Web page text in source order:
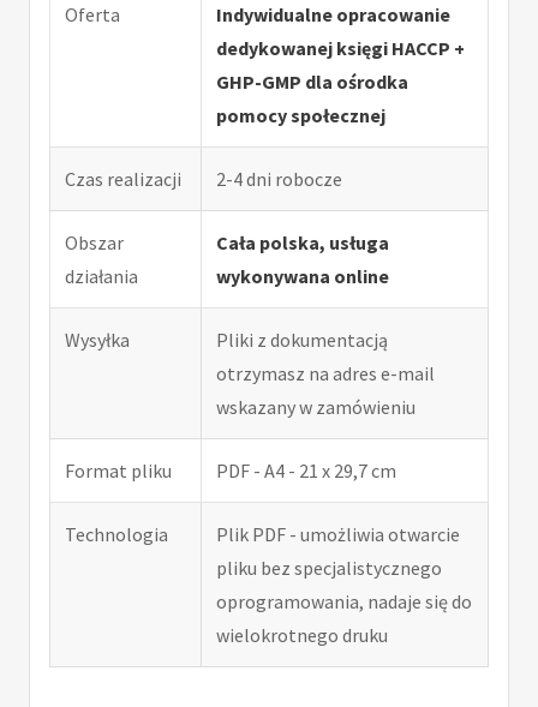
Oferta
Indywidualne opracowanie
dedykowanej księgi HACCP +
GHP-GMP dla ośrodka
pomocy społecznej
Czas realizacji 2-4 dni robocze
Obszar
działania
Cała polska, usługa
wykonywana online
Wysyłka
Pliki z dokumentacją
otrzymasz na adres e-mail
wskazany w zamówieniu
Format pliku PDF - A4 - 21 x 29,7 cm
Technologia
Plik PDF - umożliwia otwarcie
pliku bez specjalistycznego
oprogramowania, nadaje się do
wielokrotnego druku